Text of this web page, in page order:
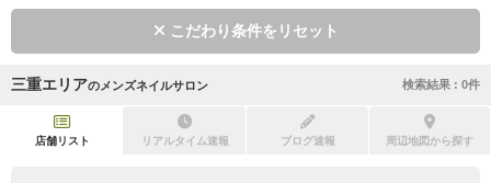
初回割引あり リピーター割引あり
こだわり条件をリセット
三重エリアの メンズネイルサロン 検索結果 : 0件
店舗リスト リアルタイム速報 ブログ速報 周辺地図から探す